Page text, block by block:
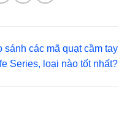
sánh các mã quạt cầm tay
Series, loại nào tốt nhất?